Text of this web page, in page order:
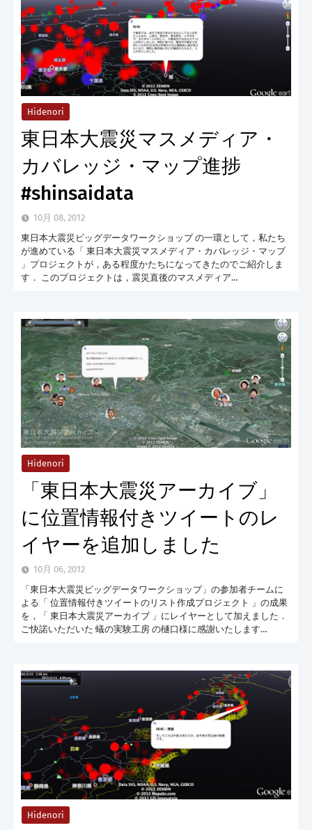
Hidenori
東日本大震災マスメディア・
カバレッジ・マップ進捗
#shinsaidata
10月 08, 2012
東日本大震災ビッグデータワークショップ の一環として，私たち
が進めている「 東日本大震災マスメディア・カバレッジ・マップ
」プロジェクトが，ある程度かたちになってきたのでご紹介しま
す． このプロジェクトは，震災直後のマスメディア…
Hidenori
「東日本大震災アーカイブ」
に位置情報付きツイートのレ
イヤーを追加しました
10月 06, 2012
「東日本大震災ビッグデータワークショップ」の参加者チームに
よる「 位置情報付きツイートのリスト作成プロジェクト 」の成果
を，「 東日本大震災アーカイブ 」にレイヤーとして加えました．
ご快諾いただいた 蟻の実験工房 の樋口様に感謝いたします…
Hidenori